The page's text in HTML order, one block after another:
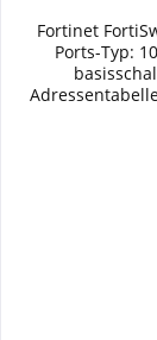
Fortinet
Ports-Typ: